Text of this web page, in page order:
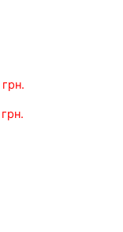
грн.
грн.